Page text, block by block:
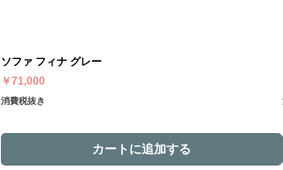
ソファ フィナ グレー
価格
￥71,000
消費税抜き
カートに追加する